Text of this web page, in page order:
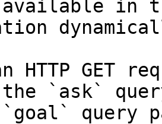
in
HTTP GET
the `ask`
query